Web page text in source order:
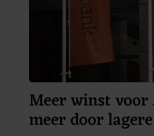
Meer winst
meer door